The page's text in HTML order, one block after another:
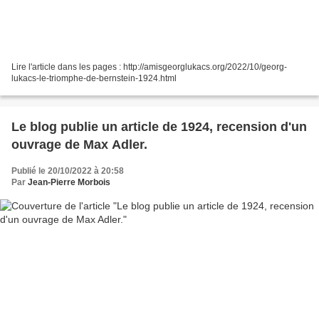
Lire l'article dans les pages : http://amisgeorglukacs.org/2022/10/georg-
lukacs-le-triomphe-de-bernstein-1924.html
Le blog publie un article de 1924, recension d'un
ouvrage de Max Adler.
Publié le 20/10/2022 à 20:58
Par Jean-Pierre Morbois